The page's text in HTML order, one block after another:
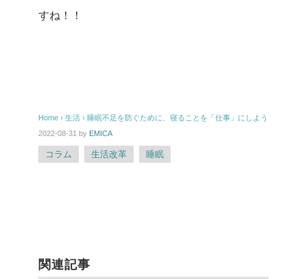
すね！！
Home › 生活 › 睡眠不足を防ぐために、寝ることを「仕事」にしよう
2022-08-31 by EMICA
コラム 生活改革 睡眠
関連記事